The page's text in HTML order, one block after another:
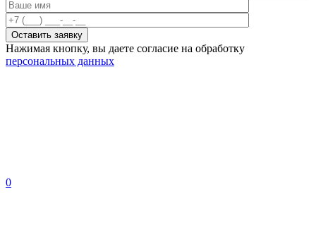
Нажимая кнопку, вы даете согласие на обработку
персональных данных
0